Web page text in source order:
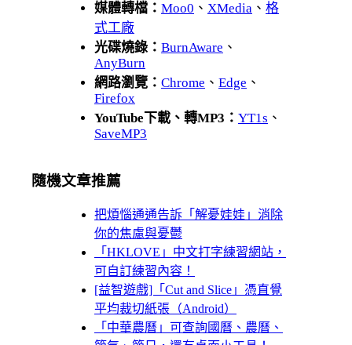
媒體轉檔： Moo0 、 XMedia 、 格
式工廠
光碟燒錄： BurnAware 、
AnyBurn
網路瀏覽： Chrome 、 Edge 、
Firefox
YouTube下載、轉MP3： YT1s 、
SaveMP3
隨機文章推薦
把煩惱通通告訴「解憂娃娃」消除
你的焦慮與憂鬱
「HKLOVE」中文打字練習網站，
可自訂練習內容！
[益智遊戲]「Cut and Slice」憑直覺
平均裁切紙張（Android）
「中華農曆」可查詢國曆、農曆、